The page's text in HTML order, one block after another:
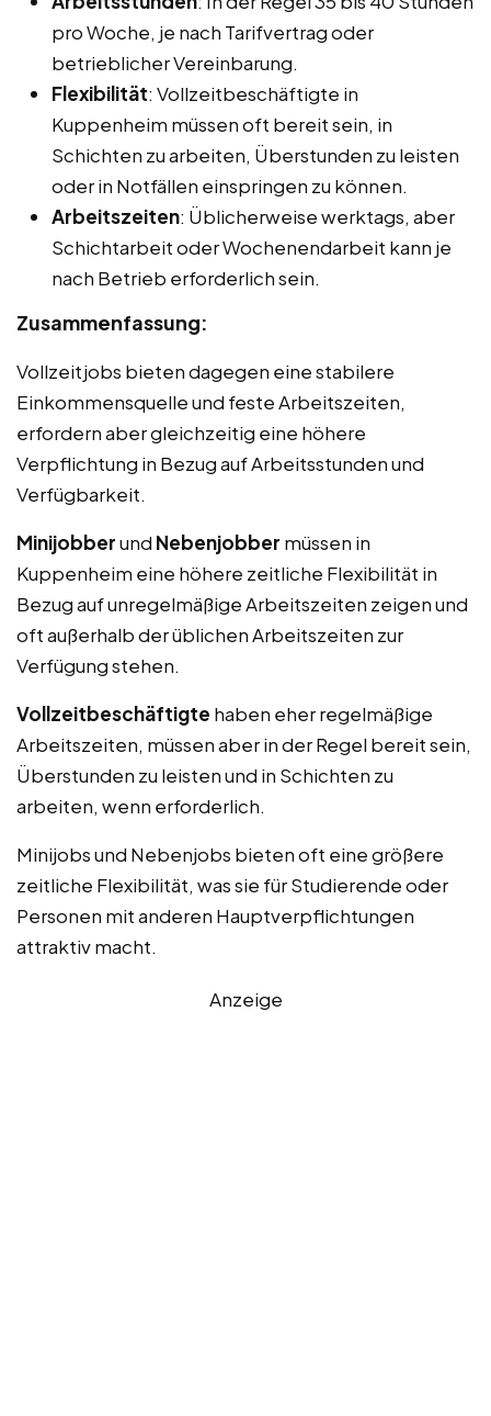
pro Woche, je nach Tarifvertrag oder
betrieblicher Vereinbarung.
Flexibilität: Vollzeitbeschäftigte in
Kuppenheim müssen oft bereit sein, in
Schichten zu arbeiten, Überstunden zu leisten
oder in Notfällen einspringen zu können.
Arbeitszeiten: Üblicherweise werktags, aber
Schichtarbeit oder Wochenendarbeit kann je
nach Betrieb erforderlich sein.
Zusammenfassung:
Vollzeitjobs bieten dagegen eine stabilere
Einkommensquelle und feste Arbeitszeiten,
erfordern aber gleichzeitig eine höhere
Verpflichtung in Bezug auf Arbeitsstunden und
Verfügbarkeit.
Minijobberund Nebenjobber müssen in
Kuppenheim eine höhere zeitliche Flexibilität in
Bezug auf unregelmäßige Arbeitszeiten zeigen und
oft außerhalb der üblichen Arbeitszeiten zur
Verfügung stehen.
Vollzeitbeschäftigte haben eher regelmäßige
Arbeitszeiten, müssen aber in der Regel bereit sein,
Überstunden zu leisten und in Schichten zu
arbeiten, wenn erforderlich.
Minijobs und Nebenjobs bieten oft eine größere
zeitliche Flexibilität, was sie für Studierende oder
Personen mit anderen Hauptverpflichtungen
attraktiv macht.
Anzeige